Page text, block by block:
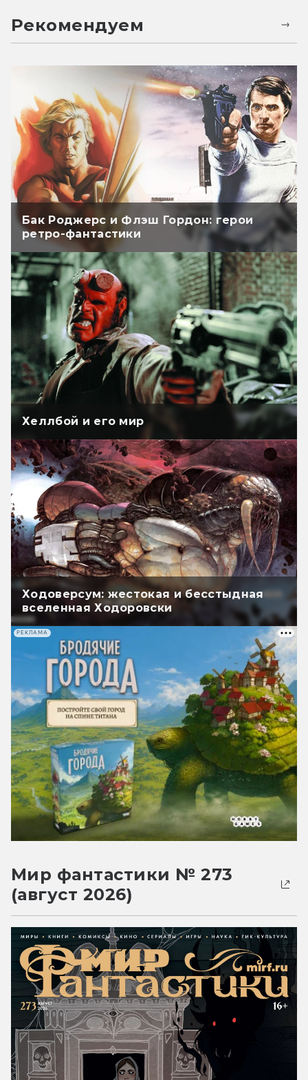
Рекомендуем
Бак Роджерс и Флэш Гордон: герои
ретро-фантастики
Хеллбой и его мир
Ходоверсум: жестокая и бесстыдная
вселенная Ходоровски
РЕКЛАМА
Мир фантастики № 273
(август 2026)